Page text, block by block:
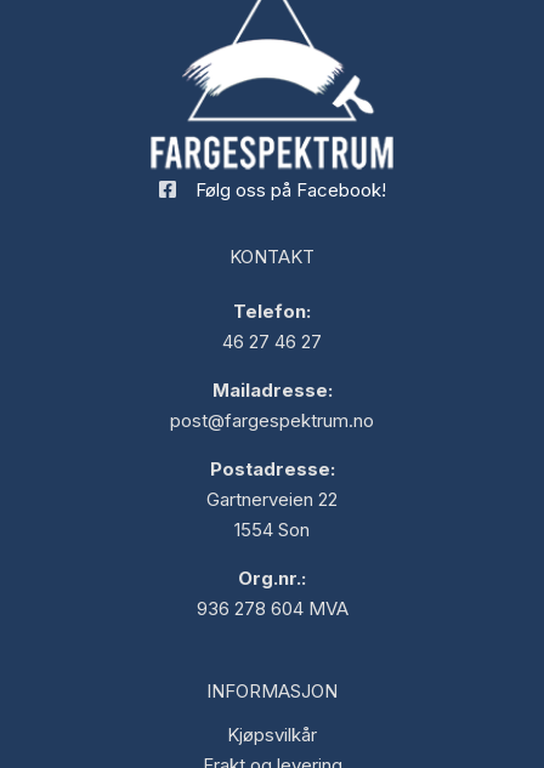
Følg oss på Facebook!
KONTAKT
Telefon:
46 27 46 27
Mailadresse:
post@fargespektrum.no
Postadresse:
Gartnerveien 22
1554 Son
Org.nr.:
936 278 604 MVA
INFORMASJON
Kjøpsvilkår